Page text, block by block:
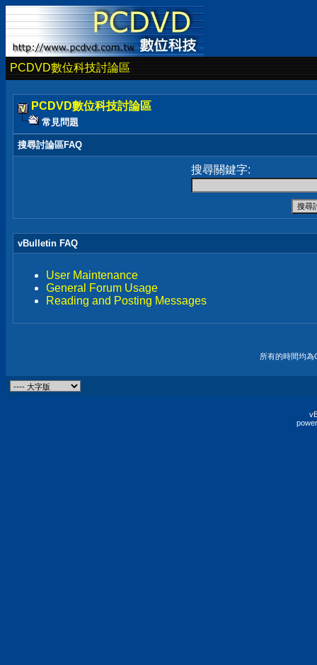
PCDVD數位科技討論區
PCDVD數位科技討論區
常見問題
搜尋討論區FAQ
搜尋關鍵字:
vBulletin FAQ
User Maintenance
General Forum Usage
Reading and Posting Messages
所有的時間均為